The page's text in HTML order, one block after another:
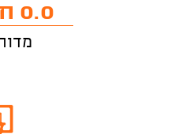
0.0 חסימות
מדורג